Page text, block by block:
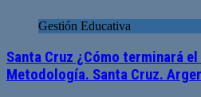
Gestión Educativa
Santa Cruz ¿Cómo terminará
Metodología. Santa Cruz.